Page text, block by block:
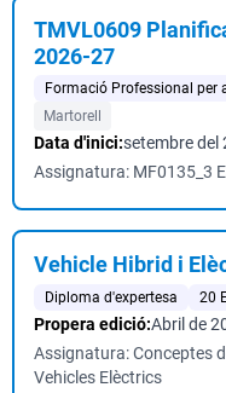
TMVL0609
2026-27
Formació Professional per
Martorell
Data d'inici:setembre del
Assignatura: MF0135_3
Vehicle Hibrid i
Diploma d'expertesa 20
Propera edició:Abril de
Assignatura: Conceptes
Vehicles Elèctrics